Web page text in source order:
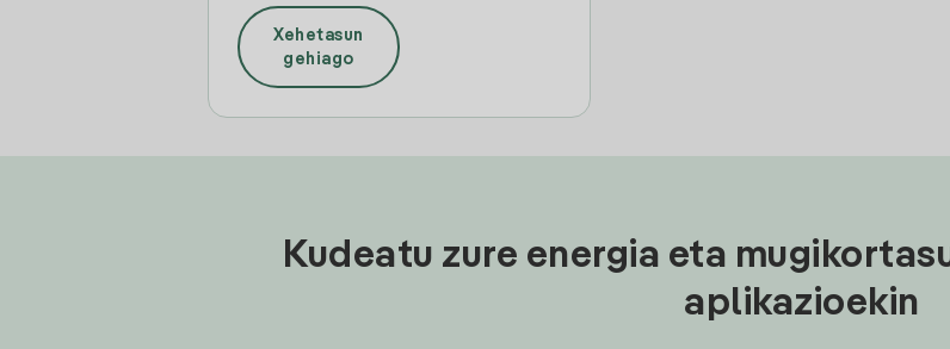
Xehetasun
gehiago
Kudeatu zure energia eta
aplikazioekin